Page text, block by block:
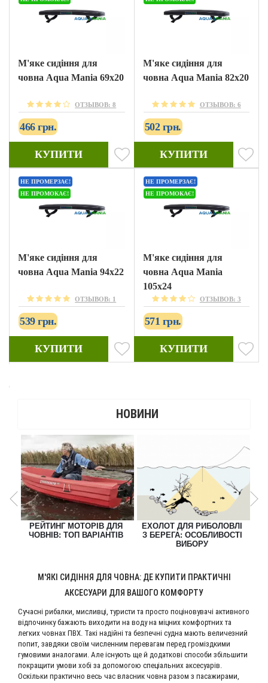
М'яке сидіння для
човна Aqua Mania 69х20
ОТЗЫВОВ: 8
466 грн.
КУПИТИ
М'яке сидіння для
човна Aqua Mania 82х20
ОТЗЫВОВ: 6
502 грн.
КУПИТИ
НЕ ПРОМЕРЗАЄ!
НЕ ПРОМОКАЄ!
М'яке сидіння для
човна Aqua Mania 94x22
ОТЗЫВОВ: 1
539 грн.
КУПИТИ
НЕ ПРОМЕРЗАЄ!
НЕ ПРОМОКАЄ!
М'яке сидіння для
човна Aqua Mania
105x24
ОТЗЫВОВ: 3
571 грн.
КУПИТИ
РЕЙТИНГ МОТОРІВ ДЛЯ
ЧОВНІВ: ТОП ВАРІАНТІВ
ЕХОЛОТ ДЛЯ РИБОЛОВЛІ
З БЕРЕГА: ОСОБЛИВОСТІ
ВИБОРУ
М'ЯКІ СИДІННЯ ДЛЯ ЧОВНА: ДЕ КУПИТИ ПРАКТИЧНІ
АКСЕСУАРИ ДЛЯ ВАШОГО КОМФОРТУ
Сучасні рибалки, мисливці, туристи та просто поціновувачі активного
відпочинку бажають виходити на воду на міцних комфортних та
легких човнах ПВХ. Такі надійні та безпечні судна мають величезний
попит, завдяки своїм численним перевагам перед громіздкими
гумовими аналогами. Але існують ще й додаткові способи збільшити
покращити умови хобі за допомогою спеціальних аксесуарів.
Оскільки практично весь час власник човна разом з пасажирами,